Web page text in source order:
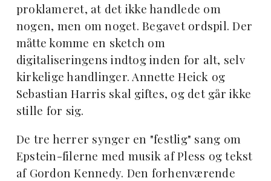
proklameret, at det ikke handlede om
nogen, men om noget. Begavet ordspil. Der
måtte komme en sketch om
digitaliseringens indtog inden for alt, selv
kirkelige handlinger. Annette Heick og
Sebastian Harris skal giftes, og det går ikke
stille for sig.
De tre herrer synger en "festlig" sang om
Epstein-filerne med musik af Pless og tekst
af Gordon Kennedy. Den forhenværende